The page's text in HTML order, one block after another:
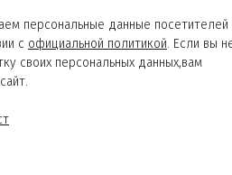
персональные данные посетителей
с официальной политикой. Если вы
своих персональных данных,вам